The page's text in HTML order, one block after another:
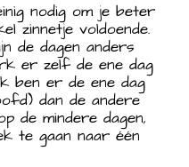
nodig om je beter
zinnetje voldoende.
de dagen anders
er zelf de ene dag
ben er de ene dag
dan de andere
de mindere dagen,
te gaan naar één